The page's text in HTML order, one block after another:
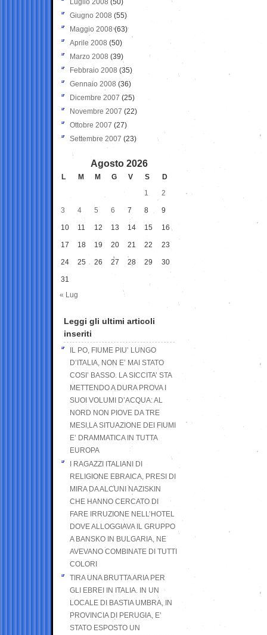
Luglio 2008 (50)
Giugno 2008 (55)
Maggio 2008(63)
Aprile 2008 (50)
Marzo 2008 (39)
Febbraio 2008 (35)
Gennaio 2008 (36)
Dicembre 2007 (25)
Novembre 2007 (22)
Ottobre 2007 (27)
Settembre 2007 (23)
Agosto 2026
L M M G V S
D
1
2
3 4 5 6 7 8 9
10 11 12 13 14 15 16
17 18 19 20 21 22 23
24 25 26 27 28 29 30
31
« Lug
Leggi gli ultimi articoli
inseriti
IL PO, FIUME PIU’ LUNGO
D’ITALIA, NON E’ MAI STATO
COSI’ BASSO. LA SICCITA’ STA
METTENDO A DURA PROVA I
SUOI VOLUMI D’ACQUA: AL
NORD NON PIOVE DA TRE
MESI,LA SITUAZIONE DEI FIUMI
E’ DRAMMATICA IN TUTTA
EUROPA
I RAGAZZI ITALIANI DI
RELIGIONE EBRAICA, PRESI DI
MIRA DA ALCUNI NAZISKIN
CHE HANNO CERCATO DI
FARE IRRUZIONE NELL’HOTEL
DOVE ALLOGGIAVA IL GRUPPO
A BANSKO IN BULGARIA, NE
AVEVANO COMBINATE DI TUTTI
COLORI
TIRA UNA BRUTTA ARIA PER
GLI EBREI IN ITALIA. IN UN
LOCALE DI BASTIA UMBRA, IN
PROVINCIA DI PERUGIA, E’
STATO ESPOSTO UN